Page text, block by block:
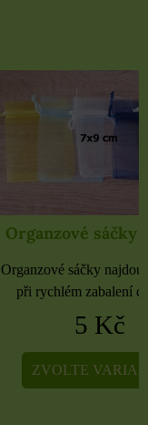
Organzové sáčky
Organzové sáčky najdou
při rychlém zabalení
5 Kč
ZVOLTE